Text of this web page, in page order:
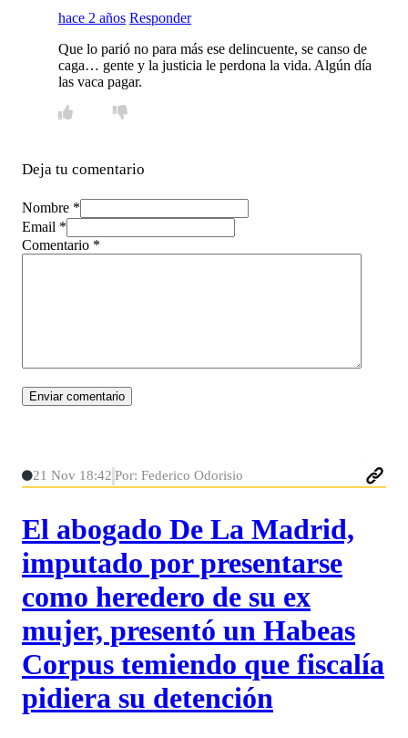
hace 2 años Responder
Que lo parió no para más ese delincuente, se canso de
caga… gente y la justicia le perdona la vida. Algún día
las vaca pagar.
Deja tu comentario
Nombre *
Email *
Comentario *
21 Nov 18:42 Por: Federico Odorisio
El abogado De La Madrid,
imputado por presentarse
como heredero de su ex
mujer, presentó un Habeas
Corpus temiendo que fiscalía
pidiera su detención